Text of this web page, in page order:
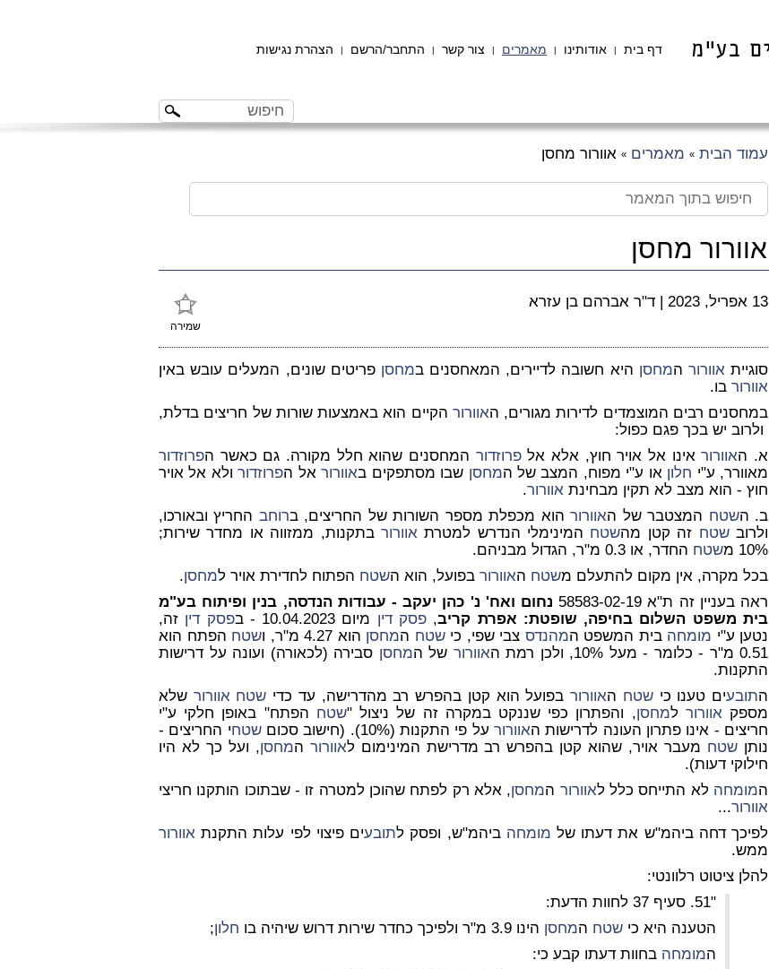
דף בית | אודותינו | מאמרים | צור קשר | התחבר/הרשם | הצהרת נגישות
עמוד הבית » מאמרים » אוורור מחסן
אוורור מחסן
שמירה
13 אפריל, 2023 | ד"ר אברהם בן עזרא
סוגייתאוורור המחסן היא חשובה לדיירים, המאחסנים במחסן פריטים שונים, המעלים עובש באין
אוורור בו.
במחסנים רבים המוצמדים לדירות מגורים, האוורור הקיים הוא באמצעות שורות של חריצים בדלת,
ולרוב יש בכך פגם כפול:
א. האוורוראינו אל אויר חוץ, אלא אלפרוזדור המחסנים שהוא חלל מקורה. גם כאשר הפרוזדור
מאוורר, ע"י חלון או ע"י מפוח, המצב של המחסן שבו מסתפקים באוורוראל הפרוזדורולא אל אויר
חוץ - הוא מצב לא תקין מבחינת אוורור.
ב. השטח המצטבר של האוורורהוא מכפלת מספר השורות של החריצים, ברוחב החריץ ובאורכו,
ולרובשטח זה קטן מהשטח המינימלי הנדרש למטרתאוורור בתקנות, ממזווה או מחדר שירות;
10% מ
שטח החדר, או 0.3 מ"ר, הגדול מבניהם.
בכל מקרה, אין מקום להתעלם משטח האוורור בפועל, הוא השטח הפתוח לחדירת אויר למחסן.
ראה בעניין זה ת"א 58583-02-19
נחום ואח' נ' כהן יעקב - עבודות הנדסה, בנין ופיתוח בע"מ
בית משפט השלום בחיפה, שופטת: אפרת קריב, פסק דין מיום 10.04.2023 - ב פסק דין זה,
נטען ע"י מומחה בית המשפט המהנדס צבי שפי, כישטח המחסן הוא 4.27 מ"ר, ו שטח הפתח הוא
0.51 מ"ר - כלומר - מעל 10%, ולכן רמת ה
אוורור של המחסן סבירה (לכאורה) ועונה על דרישות
התקנות.
התובעים טענו כישטח האוורורבפועל הוא קטן בהפרש רב מהדרישה, עד כדי שטח אוורור שלא
מספקאוורור למחסן, והפתרון כפי שננקט במקרה זה של ניצול "שטח הפתח" באופן חלקי ע"י
חריצים - אינו פתרון העונה לדרישות האוורורעל פי התקנות (10%). (חישוב סכום שטחי החריצים -
נותן שטח מעבר אויר, שהוא קטן בהפרש רב מדרישת המינימום לאוורור המחסן, ועל כך לא היו
חילוקי דעות).
המומחה לא התייחס כלל לאוורור המחסן, אלא רק לפתח שהוכן למטרה זו - שבתוכו הותקנו חריצי
אוורור...
לפיכך דחה ביהמ"ש את דעתו של מומחה ביהמ"ש, ופסק לתובעים פיצוי לפי עלות התקנת אוורור
ממש.
להלן ציטוט רלוונטי:
"51. סעיף 37 לחוות הדעת:
הטענה היא כישטח המחסן הינו 3.9 מ"ר ולפיכך כחדר שירות דרוש שיהיה בו חלון;
המומחה בחוות דעתו קבע כי: